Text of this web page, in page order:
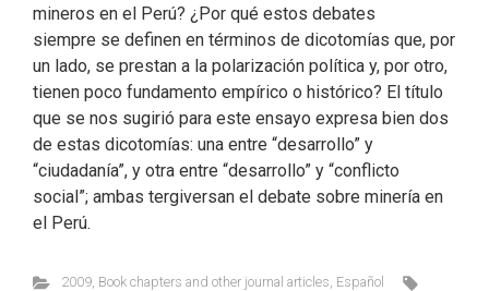
mineros en el Perú? ¿Por qué estos debates
siempre se definen en términos de dicotomías que, por
un lado, se prestan a la polarización política y, por otro,
tienen poco fundamento empírico o histórico? El título
que se nos sugirió para este ensayo expresa bien dos
de estas dicotomías: una entre “desarrollo” y
“ciudadanía”, y otra entre “desarrollo” y “conflicto
social”; ambas tergiversan el debate sobre minería en
el Perú.
2009, Book chapters and other journal articles, Español